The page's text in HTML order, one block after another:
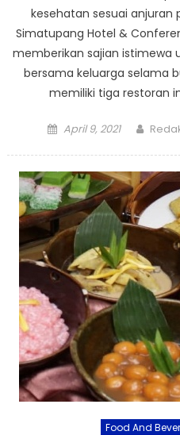
kesehatan sesuai anjuran
Simatupang Hotel &
memberikan sajian istimewa
bersama keluarga selama
memiliki tiga restoran
Posted
April 9, 2021
Food And